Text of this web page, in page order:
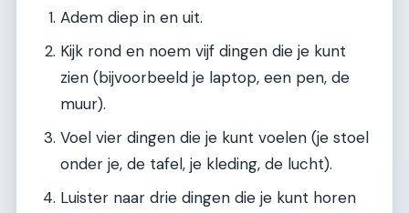
Adem diep in en uit.
Kijk rond en noem vijf dingen die je kunt
zien (bijvoorbeeld je laptop, een pen, de
muur).
Voel vier dingen die je kunt voelen (je stoel
onder je, de tafel, je kleding, de lucht).
Luister naar drie dingen die je kunt horen